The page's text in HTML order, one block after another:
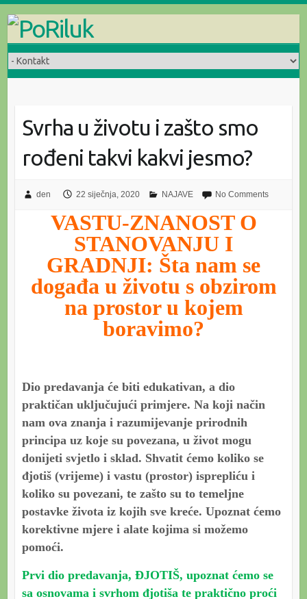
content
Svrha u životu i zašto smo
rođeni takvi kakvi jesmo?
den 22 siječnja, 2020 NAJAVE No Comments
VASTU-ZNANOST O
STANOVANJU I
GRADNJI: Šta nam se
događa u životu s obzirom
na prostor u kojem
boravimo?
Dio predavanja će biti edukativan, a dio
praktičan uključujući primjere. Na koji način
nam ova znanja i razumijevanje prirodnih
principa uz koje su povezana, u život mogu
donijeti svjetlo i sklad. Shvatit ćemo koliko se
đjotiš (vrijeme) i vastu (prostor) isprepliću i
koliko su povezani, te zašto su to temeljne
postavke života iz kojih sve kreće. Upoznat ćemo
korektivne mjere i alate kojima si možemo
pomoći.
Prvi dio predavanja, ĐJOTIŠ, upoznat ćemo se
sa osnovama i svrhom đjotiša te praktično proći